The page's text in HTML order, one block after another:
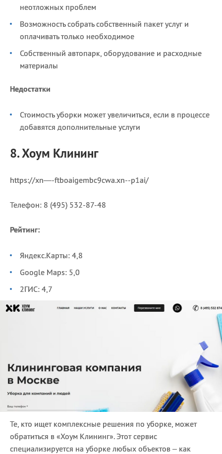
неотложных проблем
Возможность собрать собственный пакет услуг и
оплачивать только необходимое
Собственный автопарк, оборудование и расходные
материалы
Недостатки
Стоимость уборки может увеличиться, если в процессе
добавятся дополнительные услуги
8. Хоум Клининг
https://xn—-ftboaigembc9cwa.xn--p1ai/
Телефон: 8 (495) 532-87-48
Рейтинг:
Яндекс.Карты: 4,8
Google Maps: 5,0
2ГИС: 4,7
Те, кто ищет комплексные решения по уборке, может
обратиться в «Хоум Клининг». Этот сервис
специализируется на уборке любых объектов – как